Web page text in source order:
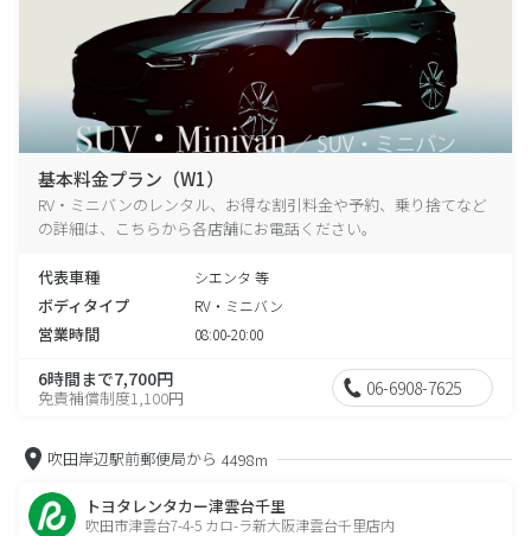
基本料金プラン（W1）
RV・ミニバンのレンタル、お得な割引料金や予約、乗り捨てなど
の詳細は、こちらから各店舗にお電話ください。
代表車種 シエンタ 等
ボディタイプ RV・ミニバン
営業時間 08:00-20:00
6時間まで7,700円
免責補償制度1,100円 06-6908-7625
吹田岸辺駅前郵便局から 4498m
トヨタレンタカー津雲台千里
吹田市津雲台7-4-5 カロ-ラ新大阪津雲台千里店内